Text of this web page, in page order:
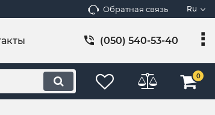
Обратная связь Ru
(050) 540-53-40
0